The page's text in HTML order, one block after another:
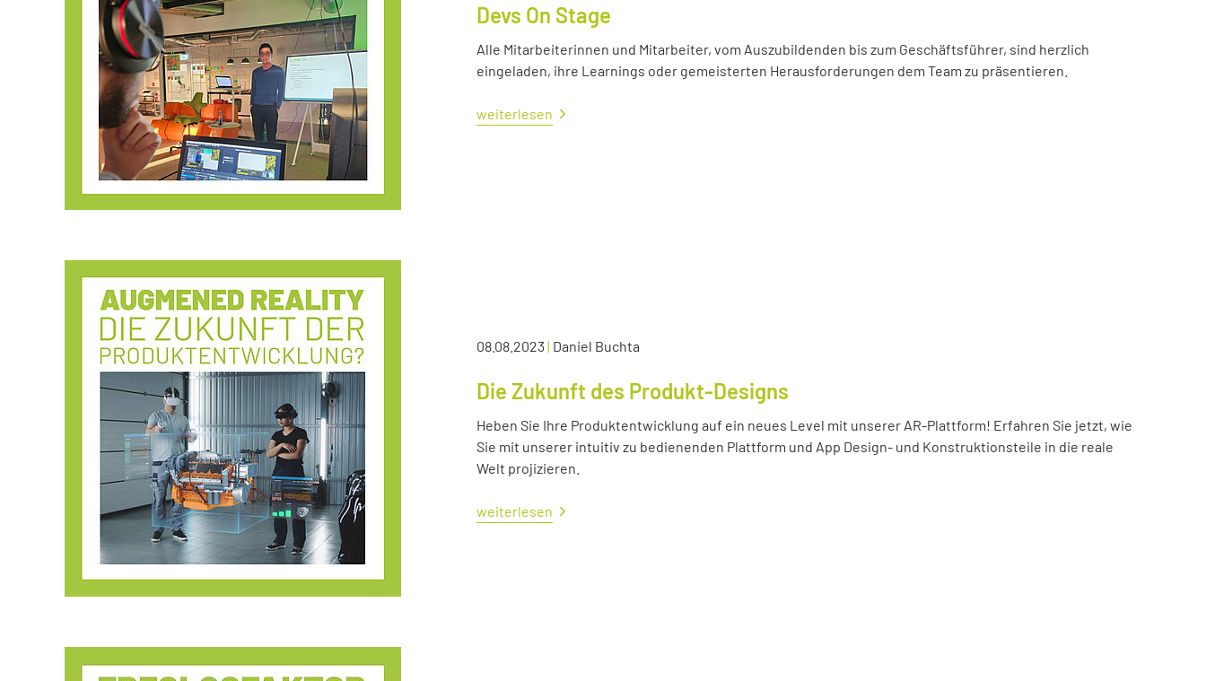
Devs On Stage
Alle Mitarbeiterinnen und Mitarbeiter, vom Auszubildenden bis zum Geschäftsführer, sind herzlich
eingeladen, ihre Learnings oder gemeisterten Herausforderungen dem Team zu präsentieren.
weiterlesen
08.08.2023| Daniel Buchta
Die Zukunft des Produkt-Designs
Heben Sie Ihre Produktentwicklung auf ein neues Level mit unserer AR-Plattform! Erfahren Sie jetzt, wie
Sie mit unserer intuitiv zu bedienenden Plattform und App Design- und Konstruktionsteile in die reale
Welt projizieren.
weiterlesen